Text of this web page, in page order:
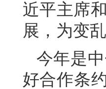
近平主席
展，为变
今年是
好合作条